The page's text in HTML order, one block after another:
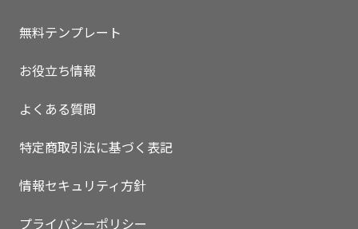
いますぐ無料登録
無料テンプレート
お役立ち情報
よくある質問
特定商取引法に基づく表記
情報セキュリティ方針
プライバシーポリシー